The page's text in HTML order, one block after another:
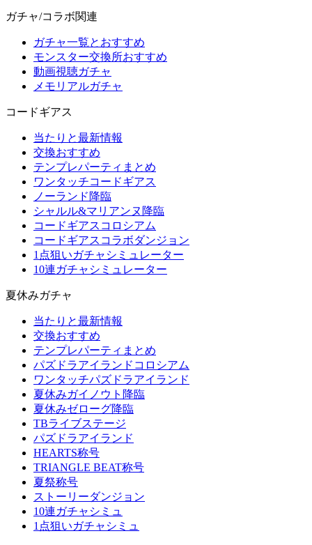
ガチャ/コラボ関連
ガチャ一覧とおすすめ
モンスター交換所おすすめ
動画視聴ガチャ
メモリアルガチャ
コードギアス
当たりと最新情報
交換おすすめ
テンプレパーティまとめ
ワンタッチコードギアス
ノーランド降臨
シャルル&マリアンヌ降臨
コードギアスコロシアム
コードギアスコラボダンジョン
1点狙いガチャシミュレーター
10連ガチャシミュレーター
夏休みガチャ
当たりと最新情報
交換おすすめ
テンプレパーティまとめ
パズドラアイランドコロシアム
ワンタッチパズドラアイランド
夏休みガイノウト降臨
夏休みゼローグ降臨
TBライブステージ
パズドラアイランド
HEARTS称号
TRIANGLE BEAT称号
夏祭称号
ストーリーダンジョン
10連ガチャシミュ
1点狙いガチャシミュ